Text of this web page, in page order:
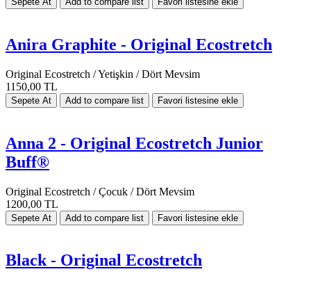
Anira Graphite - Original Ecostretch
Original Ecostretch / Yetişkin / Dört Mevsim
1150,00 TL
Anna 2 - Original Ecostretch Junior
Buff®
Original Ecostretch / Çocuk / Dört Mevsim
1200,00 TL
Black - Original Ecostretch